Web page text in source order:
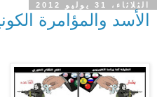
الثلاثاء، 31 يوليو 2012
الأسد والمؤامرة